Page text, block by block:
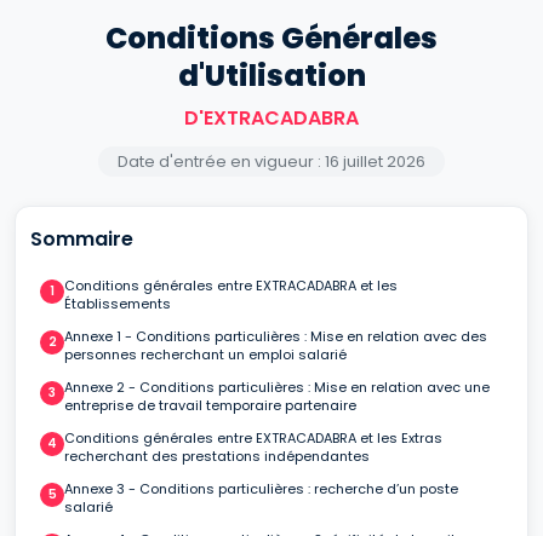
Conditions Générales
d'Utilisation
D'EXTRACADABRA
Date d'entrée en vigueur : 16 juillet 2026
Sommaire
Conditions générales entre EXTRACADABRA et les
Établissements
Annexe 1 - Conditions particulières : Mise en relation avec des
personnes recherchant un emploi salarié
Annexe 2 - Conditions particulières : Mise en relation avec une
entreprise de travail temporaire partenaire
Conditions générales entre EXTRACADABRA et les Extras
recherchant des prestations indépendantes
Annexe 3 - Conditions particulières : recherche d’un poste
salarié